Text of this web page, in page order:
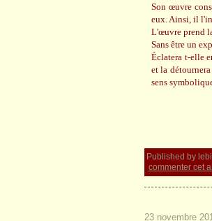
Son œuvre
eux. Ainsi, il
L'œuvre prend
Sans être un
Éclatera t-elle
et la
sens
Published by
commenter cet
23 novembre